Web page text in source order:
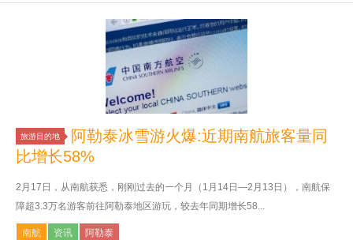
旅游目的地
阿勒泰冰雪游火爆:近期南航旅客量同
比增长58%
2月17日，从南航获悉，刚刚过去的一个月（1月14日—2月13日），南航保
障超3.3万名游客前往阿勒泰地区游玩，较去年同期增长58...
南航 资讯 阿勒泰